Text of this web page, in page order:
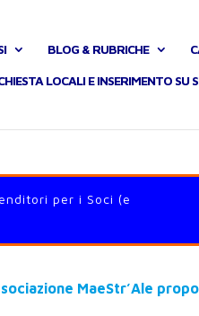
BLOG & RUBRICHE
LOCALI E INSERIMENTO SU
per i Soci (e
MaeStr’Ale